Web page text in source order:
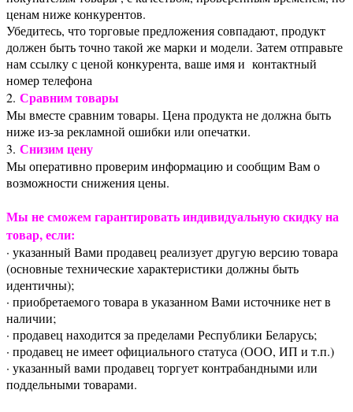
ценам ниже конкурентов.
Убедитесь, что торговые предложения совпадают, продукт
должен быть точно такой же марки и модели. Затем отправьте
нам ссылку с ценой конкурента, ваше имя и контактный
номер телефона
2. Сравним товары
Мы вместе сравним товары. Цена продукта не должна быть
ниже из-за рекламной ошибки или опечатки.
3. Снизим цену
Мы оперативно проверим информацию и сообщим Вам о
возможности снижения цены.
Мы не сможем гарантировать индивидуальную скидку на
товар, если:
· указанный Вами продавец реализует другую версию товара
(основные технические характеристики должны быть
идентичны);
· приобретаемого товара в указанном Вами источнике нет в
наличии;
· продавец находится за пределами Республики Беларусь;
· продавец не имеет официального статуса (ООО, ИП и т.п.)
· указанный вами продавец торгует контрабандными или
поддельными товарами.